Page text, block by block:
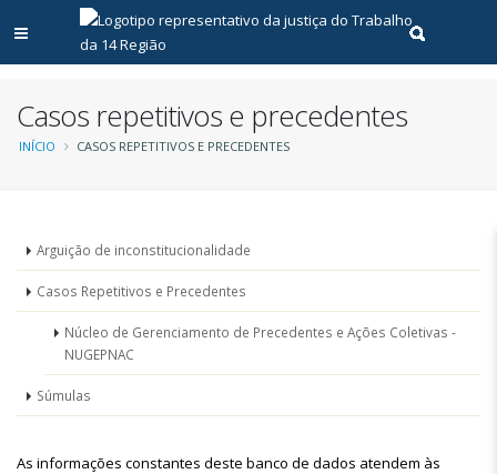
Abrir menu principal
Realizar
Casos repetitivos e precedentes
Trilha
navegação
INÍCIO CASOS REPETITIVOS E PRECEDENTES
Menu
Jurisprudência
Arguição de inconstitucionalidade
Casos Repetitivos e Precedentes
Núcleo de Gerenciamento de Precedentes e Ações Coletivas -
NUGEPNAC
Súmulas
As informações constantes deste banco de dados atendem às